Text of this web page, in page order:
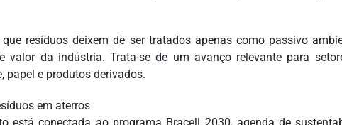
resíduos deixem de ser tratados apenas como passivo
valor da indústria. Trata-se de um avanço relevante para
papel e produtos derivados.
em aterros